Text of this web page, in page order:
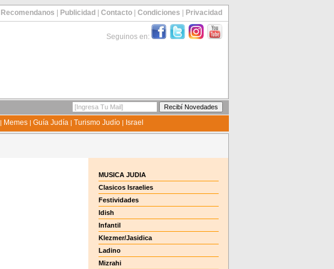
Recomendanos Publicidad Contacto Condiciones Privacidad
Seguinos en:
| Memes | Guía Judía | Turismo Judío | Israel
MUSICA JUDIA
Clasicos Israelies
Festividades
Idish
Infantil
Klezmer/Jasidica
Ladino
Mizrahi